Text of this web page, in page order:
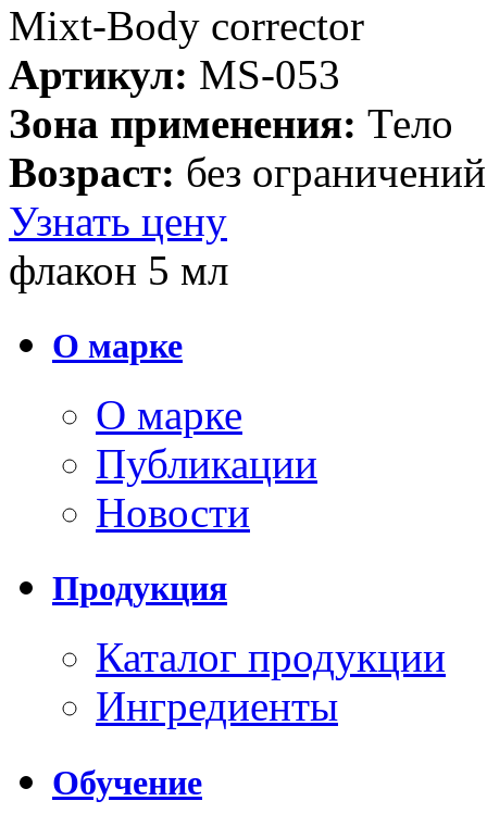
Mixt-Body corrector
Артикул: MS-053
Зона применения: Тело
Возраст: без ограничений
Узнать цену
флакон 5 мл
О марке
О марке
Публикации
Новости
Продукция
Каталог продукции
Ингредиенты
Обучение